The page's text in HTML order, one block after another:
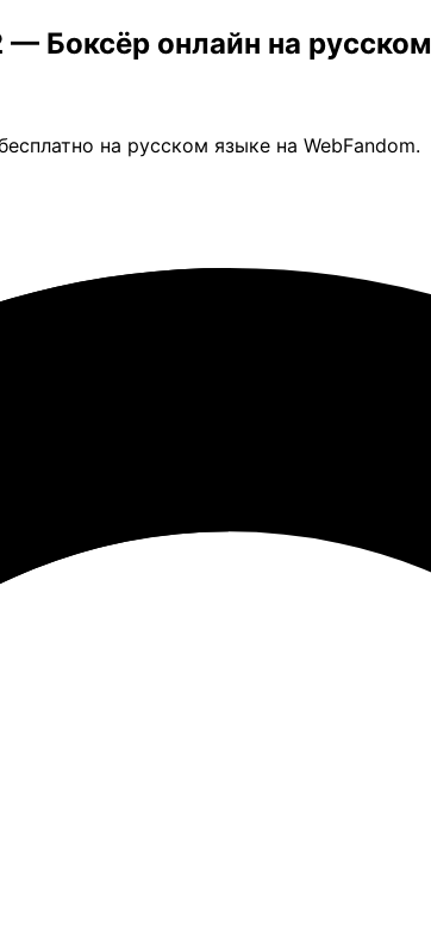
— Боксёр онлайн на русском
на русском языке на WebFandom.